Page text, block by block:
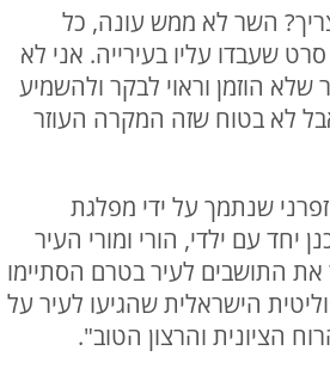
השר לא ממש עונה, כל
שעבדו עליו בעירייה. אני לא
הוזמן וראוי לבקר ולהשמיע
לא בטוח שזה המקרה העוזר
שנתמך על ידי מפלגת
עם ילדי, הורי ומורי העיר
התושבים לעיר בטרם הסתיימו
הישראלית שהגיעו לעיר על
הציונית והרצון הטוב".